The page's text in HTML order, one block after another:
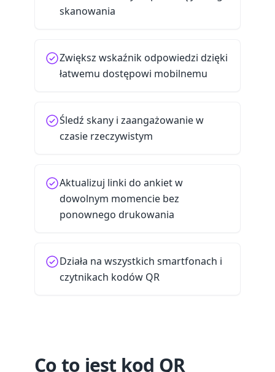
skanowania
Zwiększ wskaźnik odpowiedzi dzięki
łatwemu dostępowi mobilnemu
Śledź skany i zaangażowanie w
czasie rzeczywistym
Aktualizuj linki do ankiet w
dowolnym momencie bez
ponownego drukowania
Działa na wszystkich smartfonach i
czytnikach kodów QR
Co to jest kod QR